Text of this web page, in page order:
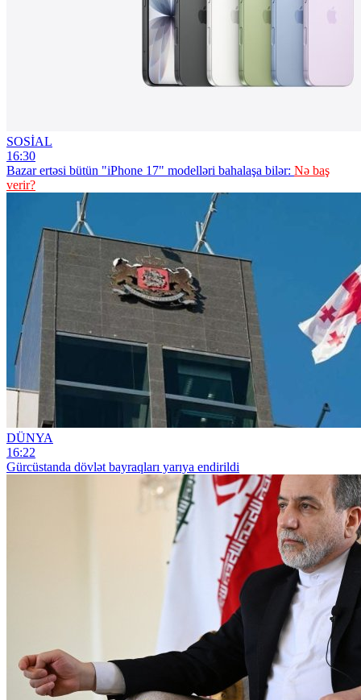
SOSİAL
16:30
Bazar ertəsi bütün "iPhone 17" modelləri bahalaşa bilər: Nə baş
verir?
DÜNYA
16:22
Gürcüstanda dövlət bayraqları yarıya endirildi